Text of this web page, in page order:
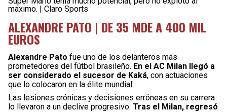
máximo. | Claro Sports
ALEXANDRE PATO | DE 35 MDE A 400 MIL
EUROS
Alexandre Pato fue uno de los delanteros más
prometedores del fútbol brasileño. En el AC Milan llegó a
ser considerado el sucesor de Kaká, con actuaciones
que lo colocaron en la élite mundial.
Las lesiones crónicas y decisiones erróneas en su carrera
lo llevaron a un declive progresivo. Tras el Milan, regresó